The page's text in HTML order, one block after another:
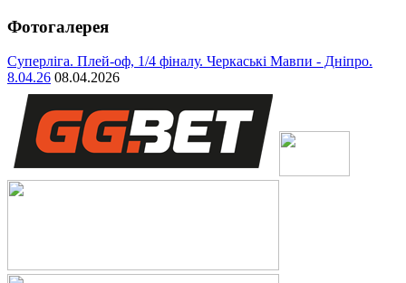
Фотогалерея
Суперліга. Плей-оф, 1/4 фіналу. Черкаські Мавпи - Дніпро.
8.04.26 08.04.2026